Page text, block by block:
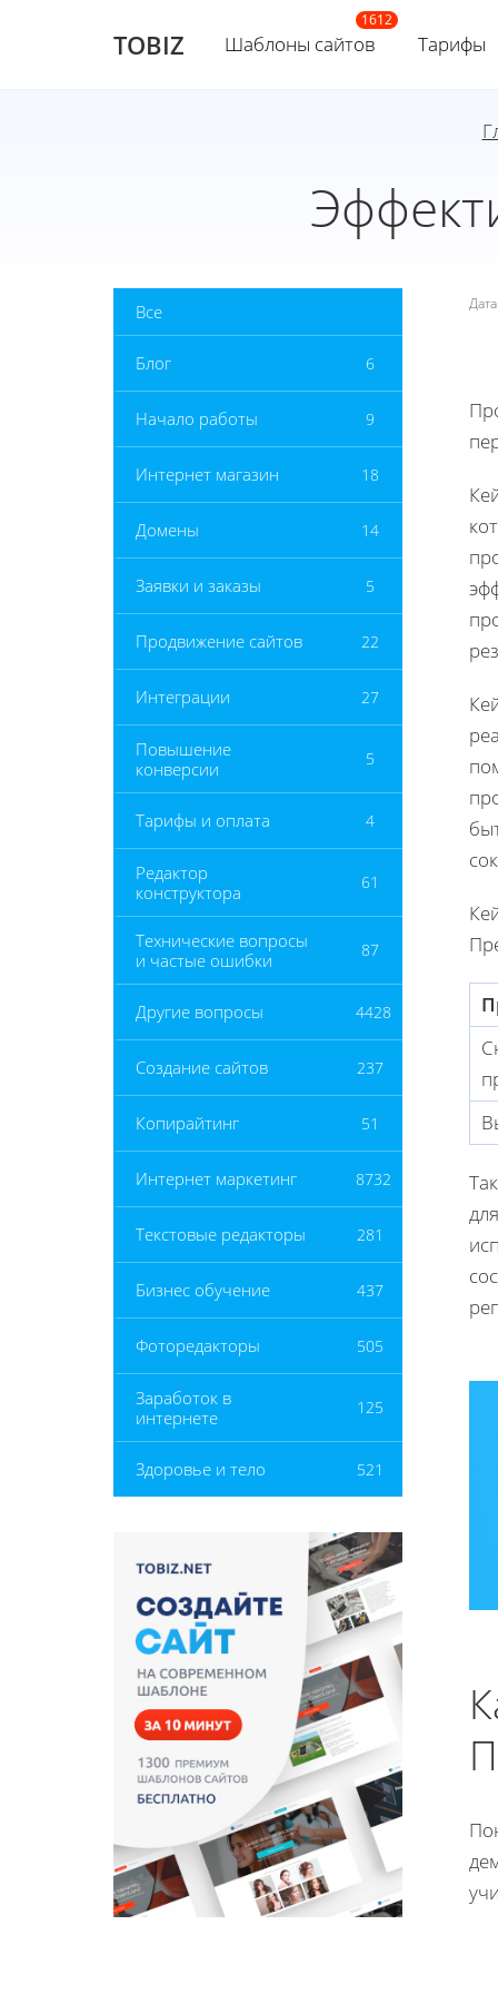
TOBIZ Шаблоны сайтов Тарифы
Все
Блог 6
Начало работы 9
Интернет магазин 18
Домены 14
Заявки и заказы 5
Продвижение сайтов 22
Интеграции 27
Повышение
конверсии
5
Тарифы и оплата 4
Редактор
конструктора
61
Технические вопросы
и частые ошибки
87
Другие вопросы 4428
Создание сайтов 237
Копирайтинг 51
Интернет маркетинг 8732
Текстовые редакторы 281
Бизнес обучение 437
Фоторедакторы 505
Заработок в
интернете
125
Здоровье и тело 521